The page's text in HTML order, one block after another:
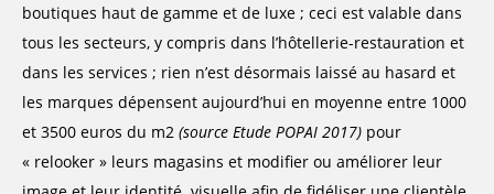
boutiques haut de gamme et de luxe ; ceci est valable dans
tous les secteurs, y compris dans l’hôtellerie-restauration et
dans les services ; rien n’est désormais laissé au hasard et
les marques dépensent aujourd’hui en moyenne entre 1000
et 3500 euros du m2 (source Etude POPAI 2017) pour
« relooker » leurs magasins et modifier ou améliorer leur